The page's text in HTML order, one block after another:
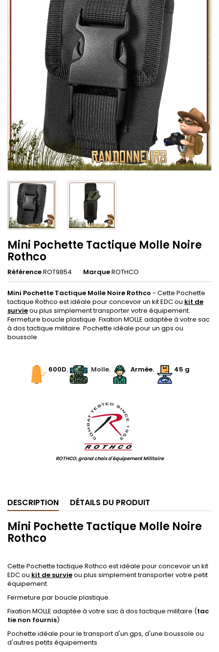
Mini Pochette Tactique Molle Noire
Rothco
RéférenceROT9854 MarqueROTHCO
Mini Pochette Tactique Molle Noire Rothco - Cette Pochette
tactique Rothco est idéale pour concevoir un kit EDC ou kit de
survieou plus simplement transporter votre équipement.
Fermeture boucle plastique. Fixation MOLLE adaptée à votre sac
à dos tactique militaire. Pochette idéale pour un gps ou
boussole
600D.
Molle. Armée. 45 g
ROTHCO, grand choix d'équipement Militaire
DESCRIPTION DÉTAILS DU PRODUIT
Mini Pochette Tactique Molle Noire
Rothco
.
Cette Pochette tactique Rothco est idéale pour concevoir un kit
EDC ou kit de survieou plus simplement transporter votre petit
équipement.
Fermeture par boucle plastique.
Fixation MOLLE adaptée à votre sac à dos tactique militaire (tac
tie non fournis)
Pochette idéale pour le transport d'un gps, d'une boussole ou
d'autres petits équipements